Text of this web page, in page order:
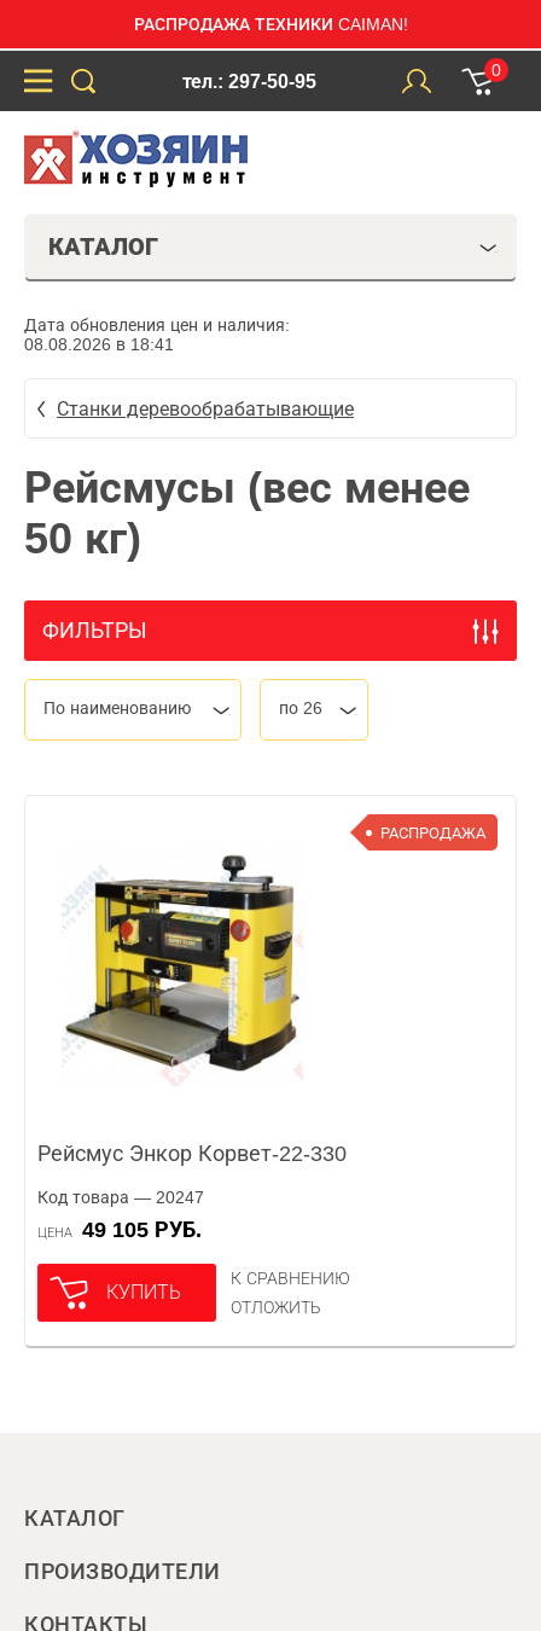
РАСПРОДАЖА ТЕХНИКИ CAIMAN!
тел.: 297-50-95
0
КАТАЛОГ
Дата обновления цен и наличия:
08.08.2026 в 18:41
Станки деревообрабатывающие
Рейсмусы (вес менее
50 кг)
ФИЛЬТРЫ
По наименованию по 26
РАСПРОДАЖА
Рейсмус Энкор Корвет-22-330
Код товара — 20247
ЦЕНА 49 105 РУБ.
КУПИТЬ
К СРАВНЕНИЮ
ОТЛОЖИТЬ
КАТАЛОГ
ПРОИЗВОДИТЕЛИ
КОНТАКТЫ